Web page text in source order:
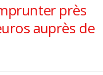
près
auprès de